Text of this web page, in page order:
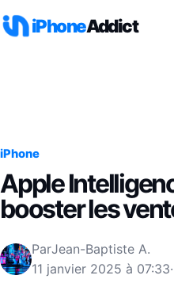
iPhoneAddict
iPhone
Apple
booster les
ParJean-Baptiste A.
11 janvier 2025 à 07:33·